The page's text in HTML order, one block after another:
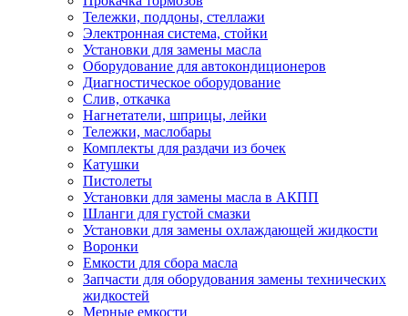
Тележки, поддоны, стеллажи
Электронная система, стойки
Установки для замены масла
Оборудование для автокондиционеров
Диагностическое оборудование
Слив, откачка
Нагнетатели, шприцы, лейки
Тележки, маслобары
Комплекты для раздачи из бочек
Катушки
Пистолеты
Установки для замены масла в АКПП
Шланги для густой смазки
Установки для замены охлаждающей жидкости
Воронки
Емкости для сбора масла
Запчасти для оборудования замены технических
жидкостей
Мерные емкости